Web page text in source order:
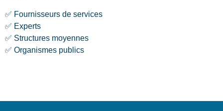
✅ Fournisseurs de services
✅ Experts
✅ Structures moyennes
✅ Organismes publics